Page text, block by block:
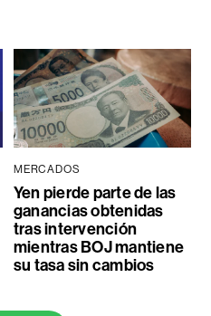
MERCADOS
Yen pierde parte de las
ganancias obtenidas
tras intervención
mientras BOJ mantiene
su tasa sin cambios